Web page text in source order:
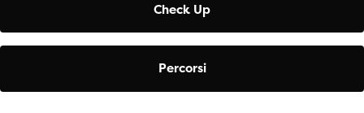
Check Up
Percorsi